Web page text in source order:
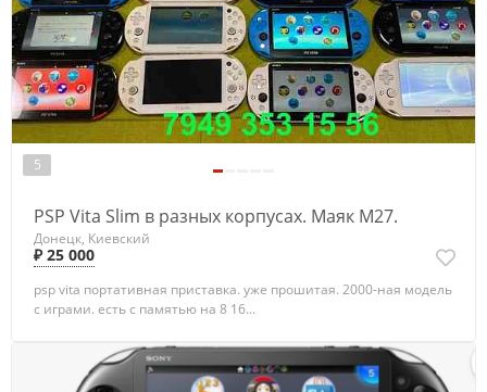
5
PSP Vita Slim в разных корпусах. Маяк М27.
Донецк, Киевский
₽ 25 000
psp vita портативная приставка. уже прошитая. 2000-ная модель
с играми. есть с памятью на 8 16...